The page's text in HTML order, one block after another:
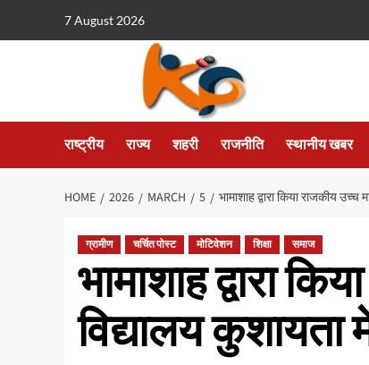
7 August 2026
राष्ट्रीय राज्य शहरी राजनीति स्थानीय खबर
HOME 2026 MARCH 5 भामाशाह द्वारा किया राजकीय
ग्रामीण चर्चित पोस्ट मोटिवेशन शिक्षा समाज
भामाशाह द्वारा
विद्यालय कुशायता